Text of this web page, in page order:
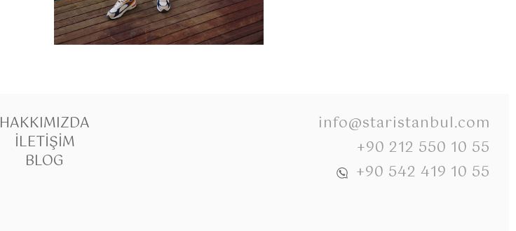
HAKKIMIZDA
İLETIŞIM
BLOG
info@staristanbul.com
+90 212 550 10 55
+90 542 419 10 55